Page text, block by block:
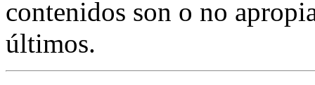
contenidos son o no
últimos.